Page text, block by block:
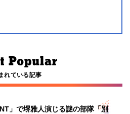
れている記事
」で堺雅人演じる謎の部隊「別